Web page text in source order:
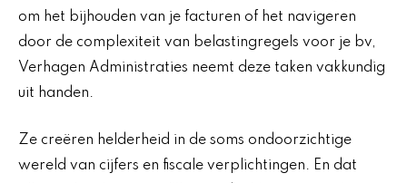
om het bijhouden van je facturen of het navigeren
door de complexiteit van belastingregels voor je bv,
Verhagen Administraties neemt deze taken vakkundig
uit handen.
Ze creëren helderheid in de soms ondoorzichtige
wereld van cijfers en fiscale verplichtingen. En dat